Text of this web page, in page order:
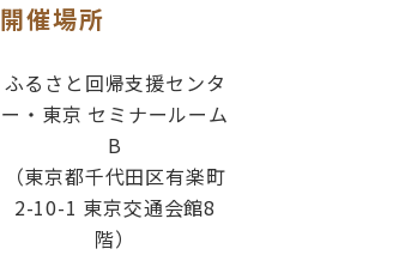
開催場所
ふるさと回帰支援センタ
ー・東京 セミナールーム
B
（東京都千代田区有楽町
2-10-1 東京交通会館8
階）